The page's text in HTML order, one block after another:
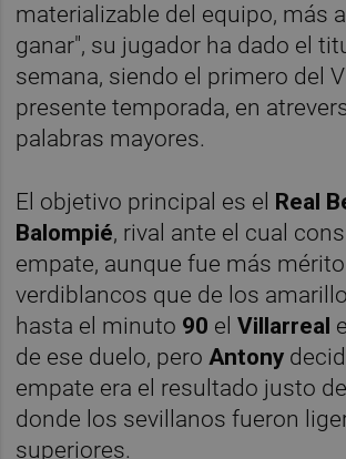
materializable del equipo, más
ganar", su jugador ha dado el
semana, siendo el primero del
presente temporada, en
palabras mayores.
El objetivo principal es el
Real
Balompié, rival ante el cual
empate, aunque fue más
verdiblancos que de los
hasta el minuto 90 elVillarreal
de ese duelo, peroAntony
empate era el resultado justo
donde los sevillanos fueron
superiores.